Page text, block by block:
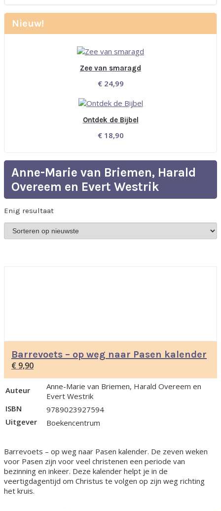
Nieuw!
Zee van smaragd
€24,99
Ontdek de Bijbel
€18,90
Anne-Marie van Briemen, Harald
Overeem en Evert Westrik
Enig resultaat
Barrevoets – op weg naar Pasen kalender
€ 9,90
Auteur
Anne-Marie van Briemen, Harald Overeem en
Evert Westrik
ISBN
9789023927594
Uitgever
Boekencentrum
Barrevoets – op weg naar Pasen kalender. De zeven weken
voor Pasen zijn voor veel christenen een periode van
bezinning en inkeer. Deze kalender helpt je in de
veertigdagentijd om Christus te volgen op zijn weg richting
het kruis.